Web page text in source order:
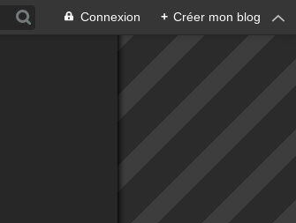
Connexion + Créer mon blog